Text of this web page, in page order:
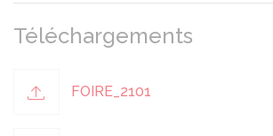
Téléchargements
FOIRE_2101